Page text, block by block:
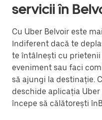
servicii în
Cu Uber Belvoir este
Indiferent dacă te
te întâlnești cu
eveniment sau faci
să ajungi la destinație.
deschide aplicația
începe să călătorești